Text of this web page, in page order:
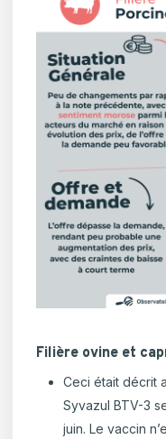
Filière ovine et
Ceci était décrit
Syvazul BTV-3
juin. Le vaccin